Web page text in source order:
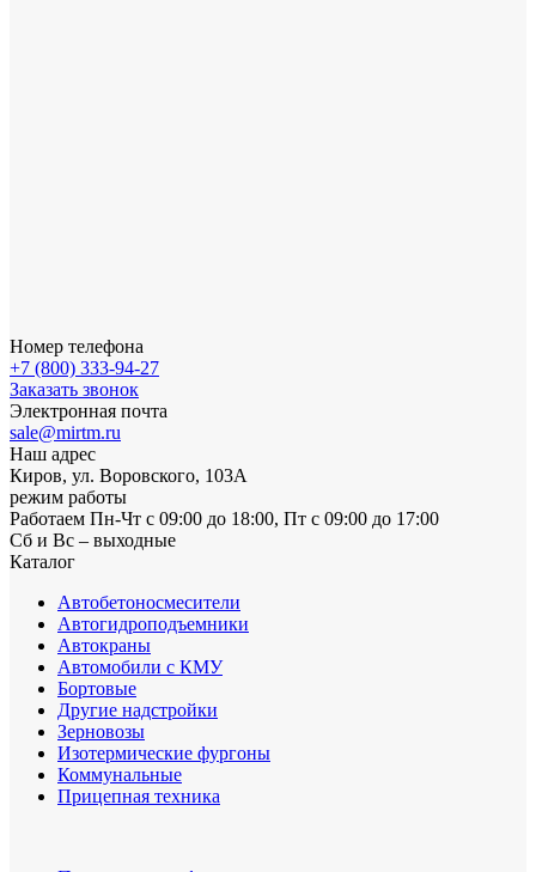
Номер телефона
+7 (800) 333-94-27
Заказать звонок
Электронная почта
sale@mirtm.ru
Наш адрес
Киров, ул. Воровского, 103А
режим работы
Работаем Пн-Чт с 09:00 до 18:00, Пт с 09:00 до 17:00
Сб и Вс – выходные
Каталог
Автобетоносмесители
Автогидроподъемники
Автокраны
Автомобили с КМУ
Бортовые
Другие надстройки
Зерновозы
Изотермические фургоны
Коммунальные
Прицепная техника